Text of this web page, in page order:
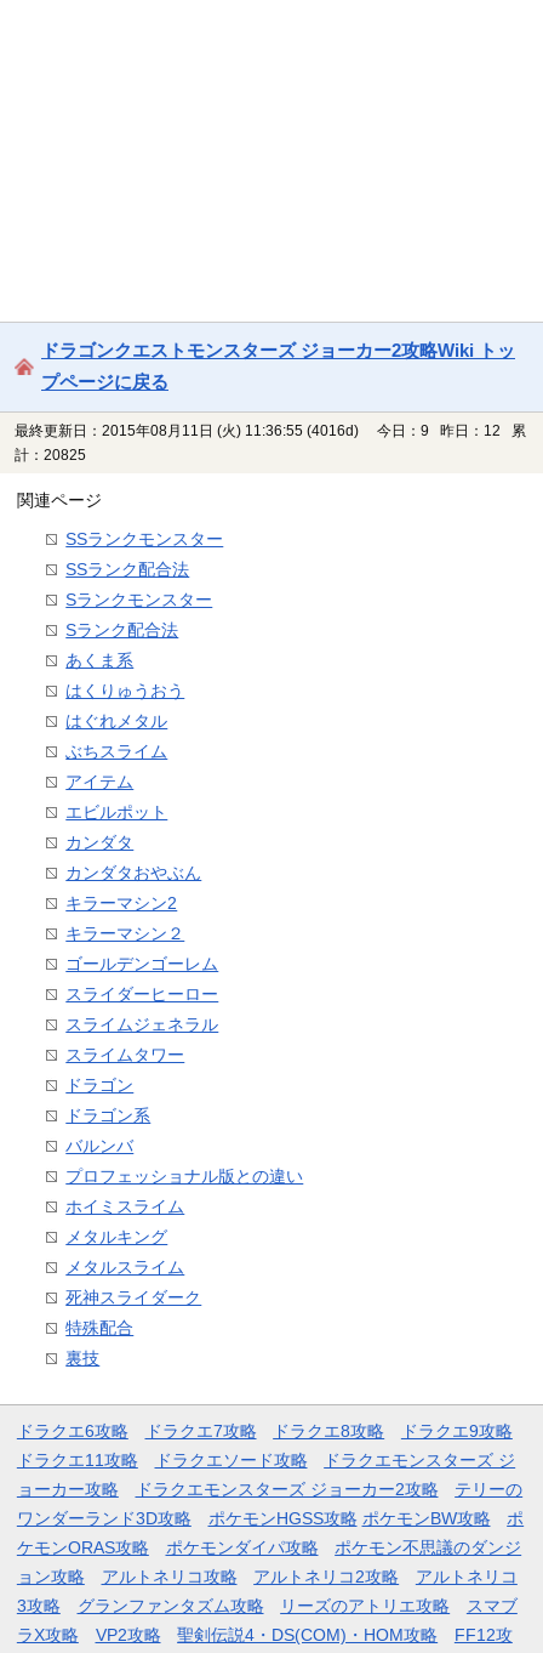
ドラゴンクエストモンスターズ ジョーカー2攻略Wiki トッ
プページに戻る
最終更新日：2015年08月11日 (火) 11:36:55 (4016d)
今日：9 昨日：12 累
計：20825
関連ページ
SSランクモンスター
SSランク配合法
Sランクモンスター
Sランク配合法
あくま系
はくりゅうおう
はぐれメタル
ぶちスライム
アイテム
エビルポット
カンダタ
カンダタおやぶん
キラーマシン2
キラーマシン２
ゴールデンゴーレム
スライダーヒーロー
スライムジェネラル
スライムタワー
ドラゴン
ドラゴン系
バルンバ
プロフェッショナル版との違い
ホイミスライム
メタルキング
メタルスライム
死神スライダーク
特殊配合
裏技
ドラクエ6攻略 ドラクエ7攻略 ドラクエ8攻略
ドラクエ9攻略
ドラクエ11攻略
ドラクエソード攻略
ドラクエモンスターズ ジ
ョーカー攻略
ドラクエモンスターズ ジョーカー2攻略
テリーの
ワンダーランド3D攻略
ポケモンHGSS攻略 ポケモンBW攻略
ポ
ケモンORAS攻略
ポケモンダイパ攻略
ポケモン不思議のダンジ
ョン攻略
アルトネリコ攻略 アルトネリコ2攻略
アルトネリコ
3攻略
グランファンタズム攻略 リーズのアトリエ攻略
スマブ
ラX攻略
VP2攻略 聖剣伝説4・DS(COM)・HOM攻略 FF12攻